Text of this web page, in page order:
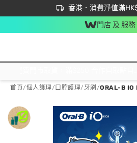
香港．消費淨值滿
立即成為易賞錢會員
首次APP下單買滿$450 輸入
門店 及 服務
首頁/個人護理/ 口腔護理/牙刷 /ORAL-B IO